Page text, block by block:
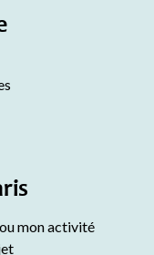
mon activité